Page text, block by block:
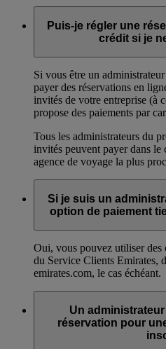
Puis-je régler une
crédit si je
Si vous être un
payer des réservations en
invités de votre entreprise (à
propose des paiements par
Tous les administrateurs du
invités peuvent payer dans le
agence de voyage la plus
Si je suis un
option de paiement
Oui, vous pouvez utiliser des
du Service Clients Emirates,
emirates.com, le cas échéant.
Un
réservation pour